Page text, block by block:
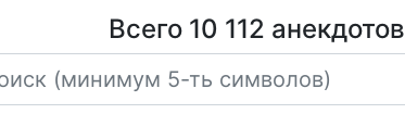
Всего 10 112 анекдотов